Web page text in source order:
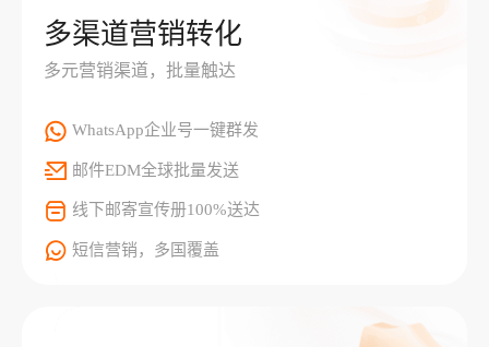
多渠道营销转化
多元营销渠道，批量触达
WhatsApp企业号一键群发
邮件EDM全球批量发送
线下邮寄宣传册100%送达
短信营销，多国覆盖